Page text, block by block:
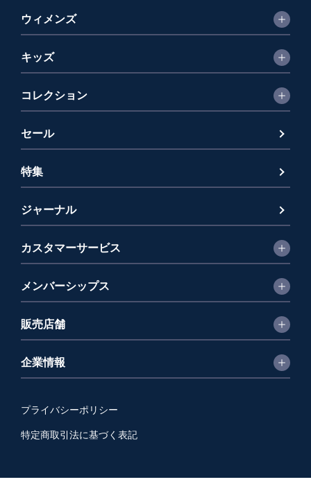
ウィメンズ
キッズ
コレクション
セール
特集
ジャーナル
カスタマーサービス
メンバーシップス
販売店舗
企業情報
プライバシーポリシー
特定商取引法に基づく表記